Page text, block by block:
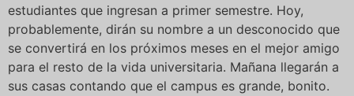
estudiantes que ingresan a primer semestre. Hoy,
probablemente, dirán su nombre a un desconocido que
se convertirá en los próximos meses en el mejor amigo
para el resto de la vida universitaria. Mañana llegarán a
sus casas contando que el campus es grande, bonito.